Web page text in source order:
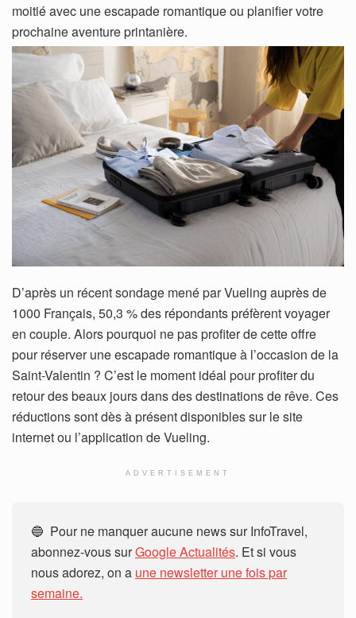
moitié avec une escapade romantique ou planifier votre
prochaine aventure printanière.
D’après un récent sondage mené par Vueling auprès de
1000 Français, 50,3 % des répondants préfèrent voyager
en couple. Alors pourquoi ne pas profiter de cette offre
pour réserver une escapade romantique à l’occasion de la
Saint-Valentin ? C’est le moment idéal pour profiter du
retour des beaux jours dans des destinations de rêve. Ces
réductions sont dès à présent disponibles sur le site
internet ou l’application de Vueling.
ADVERTISEMENT
🔵 Pour ne manquer aucune news sur InfoTravel,
abonnez-vous surGoogle Actualités. Et si vous
nous adorez, on a une newsletter une fois par
semaine.